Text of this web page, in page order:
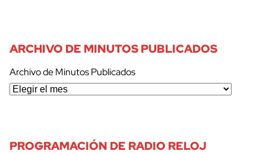
ARCHIVO DE MINUTOS PUBLICADOS
Archivo de Minutos Publicados
PROGRAMACIÓN DE RADIO RELOJ